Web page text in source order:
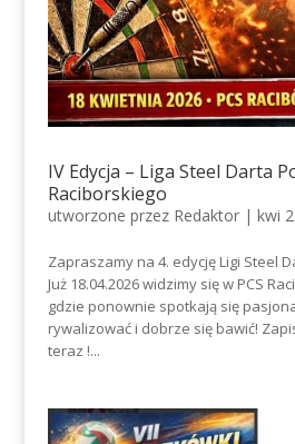
IV Edycja – Liga Steel Darta
Raciborskiego
utworzone przez Redaktor| kwi
Zapraszamy na 4. edycję Ligi Steel
Już 18.04.2026 widzimy się w PCS
gdzie ponownie spotkają się
rywalizować i dobrze się bawić!
teraz !...